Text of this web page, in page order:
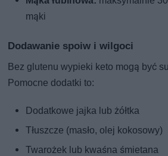
mąki
Dodawanie spoiw i wilgoci
Bez glutenu wypieki keto mogą być
Pomocne dodatki to:
Dodatkowe jajka lub żółtka
Tłuszcze (masło, olej kokosowy)
Twarożek lub kwaśna śmietana